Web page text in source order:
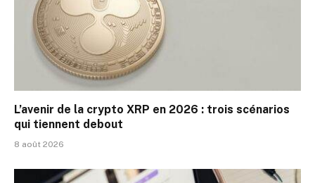
L’avenir de la crypto XRP en 2026 : trois scénarios
qui tiennent debout
8 août 2026